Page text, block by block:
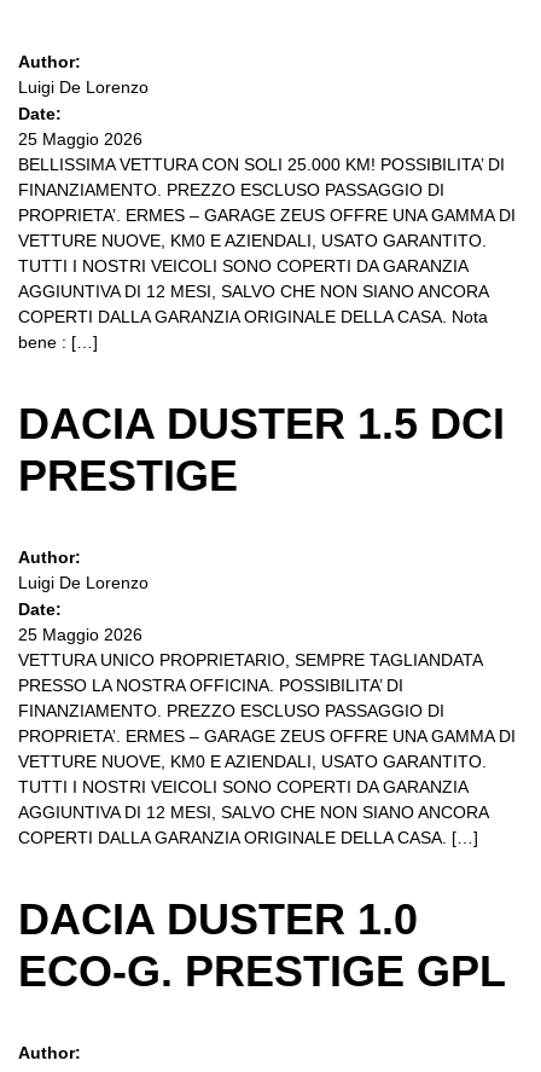
Author:
Luigi De Lorenzo
Date:
25 Maggio 2026
BELLISSIMA VETTURA CON SOLI 25.000 KM! POSSIBILITA’ DI
FINANZIAMENTO. PREZZO ESCLUSO PASSAGGIO DI
PROPRIETA’. ERMES – GARAGE ZEUS OFFRE UNA GAMMA DI
VETTURE NUOVE, KM0 E AZIENDALI, USATO GARANTITO.
TUTTI I NOSTRI VEICOLI SONO COPERTI DA GARANZIA
AGGIUNTIVA DI 12 MESI, SALVO CHE NON SIANO ANCORA
COPERTI DALLA GARANZIA ORIGINALE DELLA CASA. Nota
bene : […]
DACIA DUSTER 1.5 DCI
PRESTIGE
Author:
Luigi De Lorenzo
Date:
25 Maggio 2026
VETTURA UNICO PROPRIETARIO, SEMPRE TAGLIANDATA
PRESSO LA NOSTRA OFFICINA. POSSIBILITA’ DI
FINANZIAMENTO. PREZZO ESCLUSO PASSAGGIO DI
PROPRIETA’. ERMES – GARAGE ZEUS OFFRE UNA GAMMA DI
VETTURE NUOVE, KM0 E AZIENDALI, USATO GARANTITO.
TUTTI I NOSTRI VEICOLI SONO COPERTI DA GARANZIA
AGGIUNTIVA DI 12 MESI, SALVO CHE NON SIANO ANCORA
COPERTI DALLA GARANZIA ORIGINALE DELLA CASA. […]
DACIA DUSTER 1.0
ECO-G. PRESTIGE GPL
Author: